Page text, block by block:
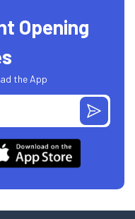
Opening
the App